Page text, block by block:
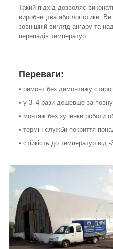
Такий підхід дозволяє
виробництва або логістики.
зовнішній вигляд ангару та
перепадів температур.
Переваги:
• ремонт без демонтажу
• у 3–4 рази дешевше за повну
• монтаж без зупинки роботи
• термін служби покриття
• стійкість до температур від